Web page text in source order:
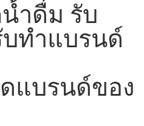
ำดื่ม รับ
ทำแบรนด์
แบรนด์ของ